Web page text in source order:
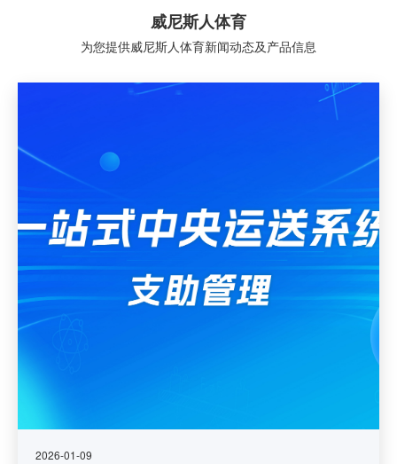
威尼斯人体育
为您提供威尼斯人体育新闻动态及产品信息
2026-01-09